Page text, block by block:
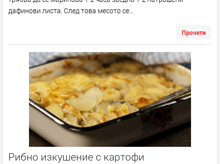
дафинови листа. След това месото се...
Прочети
Рибно изкушение с картофи